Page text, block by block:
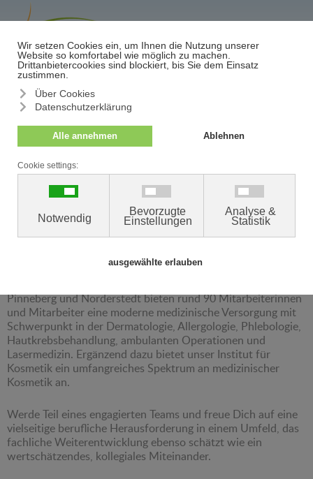
Termin/Absage
Karriereportal
Gemeinsam stark für gesunde Haut
Wir, das MVZ DermatologieZentrum, stehen für exzellente
Pinneberg und Norderstedt bieten rund 90 Mitarbeiterinnen
und Mitarbeiter eine moderne medizinische Versorgung mit
Schwerpunkt in der Dermatologie, Allergologie, Phlebologie,
Hautkrebsbehandlung, ambulanten Operationen und
Lasermedizin. Ergänzend dazu bietet unser Institut für
Kosmetik ein umfangreiches Spektrum an medizinischer
Kosmetik an.
Werde Teil eines engagierten Teams und freue Dich auf eine
vielseitige berufliche Herausforderung in einem Umfeld, das
fachliche Weiterentwicklung ebenso schätzt wie ein
wertschätzendes, kollegiales Miteinander.